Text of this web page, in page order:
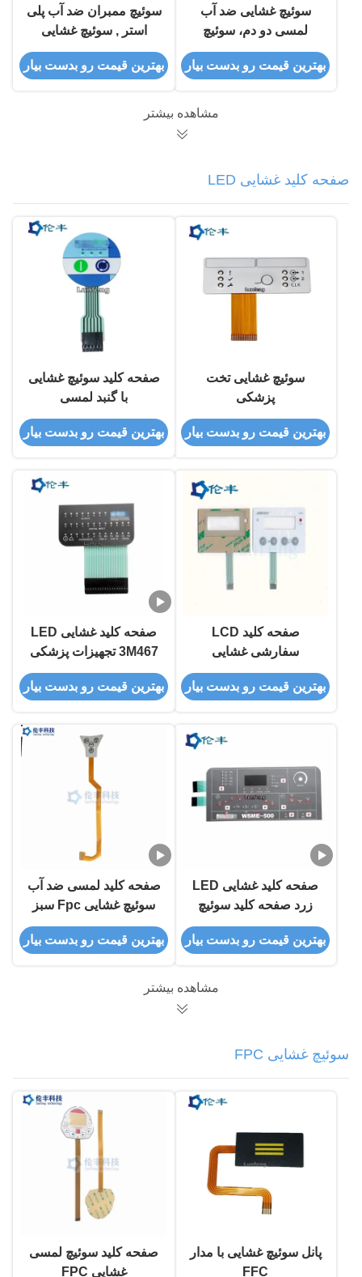
سوئیچ غشایی ضد آب
لمسی دو دم، سوئیچ
لمسی غشایی پنجره LCD
بهترین قیمت رو بدست بیار
سوئیچ ممبران ضد آب پلی
استر , سوئیچ غشایی
برجسته 3M9448
بهترین قیمت رو بدست بیار
مشاهده بیشتر
صفحه کلید غشایی LED
سوئیچ غشایی تخت
پزشکی
بهترین قیمت رو بدست بیار
صفحه کلید سوئیچ غشایی
با گنبد لمسی
بهترین قیمت رو بدست بیار
صفحه کلید LCD
سفارشی غشایی
بهترین قیمت رو بدست بیار
صفحه کلید غشایی LED
3M467 تجهیزات پزشکی
مات غیر لمسی
بهترین قیمت رو بدست بیار
صفحه کلید غشایی LED
زرد صفحه کلید سوئیچ
غشاء ال سی دی گنبد
فلزی
بهترین قیمت رو بدست بیار
صفحه کلید لمسی ضد آب
سوئیچ غشایی Fpc سبز
رنگ LED UV
بهترین قیمت رو بدست بیار
مشاهده بیشتر
سوئیچ غشایی FPC
پانل سوئیچ غشایی با مدار
FFC
صفحه کلید سوئیچ لمسی
غشایی FPC